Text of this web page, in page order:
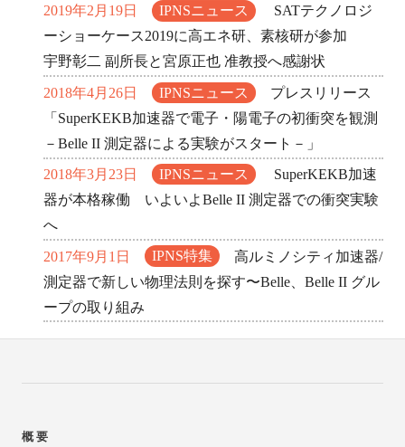
2019年2月19日 IPNSニュース
SATテクノロジ
ーショーケース2019に高エネ研、素核研が参加
宇野彰二 副所長と宮原正也 准教授へ感謝状
2018年4月26日 IPNSニュース
プレスリリース
「SuperKEKB加速器で電子・陽電子の初衝突を観測
－Belle II 測定器による実験がスタート－」
2018年3月23日 IPNSニュース
SuperKEKB加速
器が本格稼働 いよいよBelle II 測定器での衝突実験
へ
2017年9月1日 IPNS特集
高ルミノシティ加速器/
測定器で新しい物理法則を探す〜Belle、Belle II グル
ープの取り組み
概要